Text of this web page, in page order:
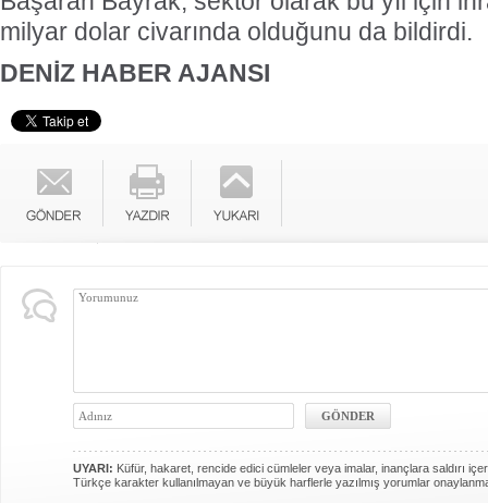
milyar dolar civarında olduğunu da bildirdi.
DENİZ HABER AJANSI
UYARI: Küfür, hakaret, rencide edici cümleler veya imalar, inançlara saldırı
Türkçe karakter kullanılmayan ve büyük harflerle yazılmış yorumlar